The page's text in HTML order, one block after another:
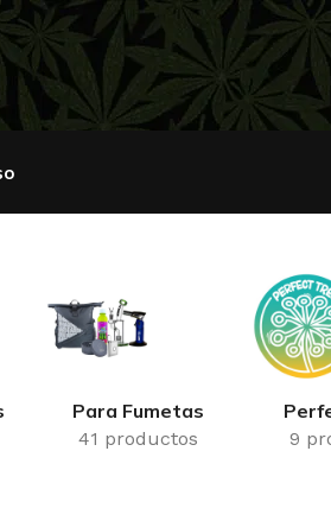
Para Fumetas
41 productos 9